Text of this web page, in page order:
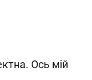
Ось мій